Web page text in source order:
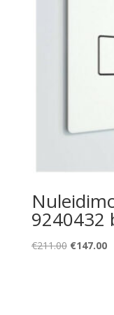
9240432
€211.00 Original
€147.00